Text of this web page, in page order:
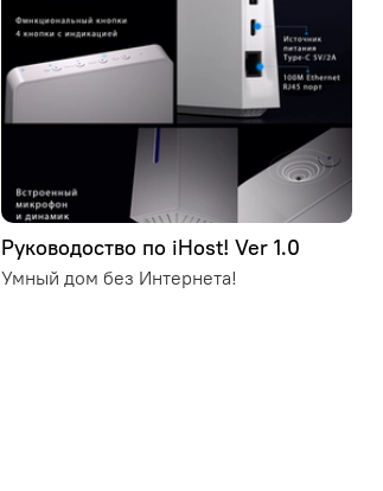
Руководоство по iHost! Ver 1.0
Умный дом без Интернета!